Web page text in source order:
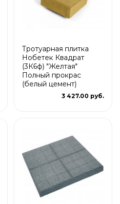
Тротуарная плитка
Нобетек Квадрат
(3К6ф) "Желтая"
Полный прокрас
(белый цемент)
3 427.00 руб.